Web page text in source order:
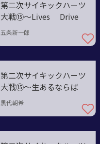
第二次サイキックハーツ
大戦⑮〜Lives Drive
五条新一郎
第二次サイキックハーツ
大戦⑮〜生あるならば
黒代朝希